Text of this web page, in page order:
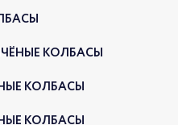
КОЛБАСЫ
КОЛБАСЫ
КОЛБАСЫ